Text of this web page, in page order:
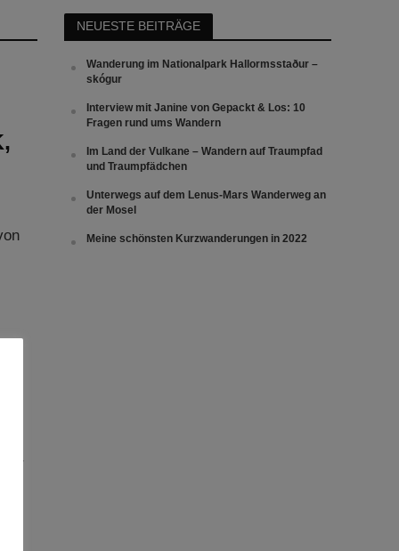
NEUESTE BEITRÄGE
Wanderung im Nationalpark Hallormsstaður –
skógur
Interview mit Janine von Gepackt & Los: 10
Fragen rund ums Wandern
Im Land der Vulkane – Wandern auf Traumpfad
und Traumpfädchen
Unterwegs auf dem Lenus-Mars Wanderweg an
der Mosel
Meine schönsten Kurzwanderungen in 2022